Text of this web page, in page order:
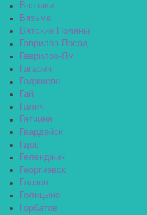
Вязники
Вязьма
Вятские Поляны
Гаврилов Посад
Гаврилов-Ям
Гагарин
Гаджиево
Гай
Галич
Гатчина
Гвардейск
Гдов
Геленджик
Георгиевск
Глазов
Голицыно
Горбатов